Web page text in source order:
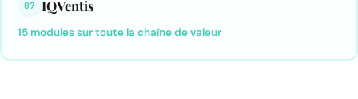
07 IQVentis
15 modules sur toute la chaîne de valeur